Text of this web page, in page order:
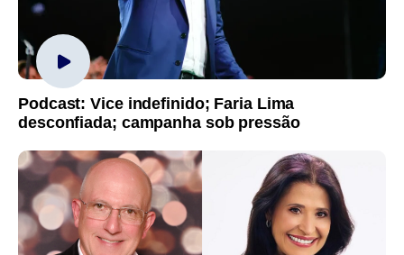
Podcast: Vice indefinido; Faria Lima
desconfiada; campanha sob pressão